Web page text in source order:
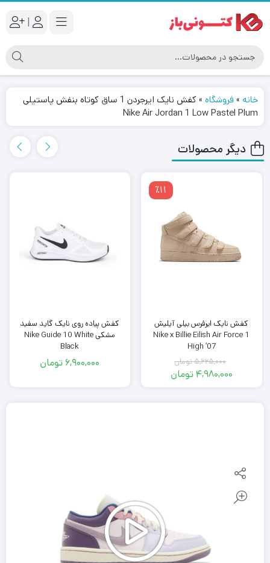
|
خانه »فروشگاه »
کفش نایک ایرجردن 1 ساق کوتاه بنفش پاستیلی
Nike Air Jordan 1 Low Pastel Plum
دیگر محصولات
٪11
کفش نایک ایرفرس بیلی آیلیش
Nike x Billie Eilish Air Force 1
High ’07
5,625,000تومان
قیمت4,980,000 تومان
کفش پیاده روی نایک گاید سفید
مشکی Nike Guide 10 White
Black
6,900,000 تومان